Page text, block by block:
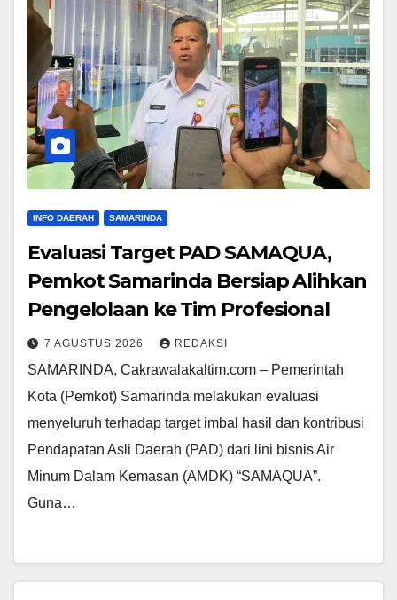
INFO DAERAH SAMARINDA
Evaluasi Target PAD SAMAQUA,
Pemkot Samarinda Bersiap Alihkan
Pengelolaan ke Tim Profesional
7 AGUSTUS 2026 REDAKSI
SAMARINDA, Cakrawalakaltim.com – Pemerintah
Kota (Pemkot) Samarinda melakukan evaluasi
menyeluruh terhadap target imbal hasil dan kontribusi
Pendapatan Asli Daerah (PAD) dari lini bisnis Air
Minum Dalam Kemasan (AMDK) “SAMAQUA”.
Guna…